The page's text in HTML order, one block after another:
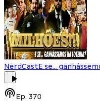
NerdCastE se...
Ep. 370